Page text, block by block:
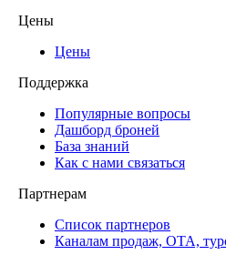
Цены
Цены
Поддержка
Популярные вопросы
Дашборд броней
База знаний
Как с нами связаться
Партнерам
Список партнеров
Каналам продаж, ОТА,